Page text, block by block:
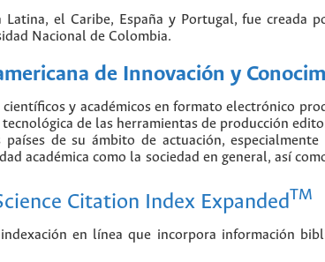
el Caribe, España y Portugal, fue creada
Nacional de Colombia.
de Innovación y
y académicos en formato electrónico
de las herramientas de producción
de su ámbito de actuación,
académica como la sociedad en general, así
Citation Index ExpandedTM
en línea que incorpora información